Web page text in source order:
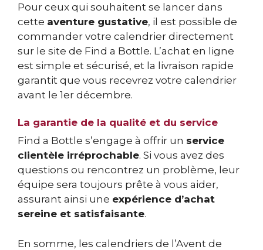
Pour ceux qui souhaitent se lancer dans
cette aventure gustative, il est possible de
commander votre calendrier directement
sur le site de Find a Bottle. L’achat en ligne
est simple et sécurisé, et la livraison rapide
garantit que vous recevrez votre calendrier
avant le 1er décembre.
La garantie de la qualité et du service
Find a Bottle s’engage à offrir un service
clientèle irréprochable. Si vous avez des
questions ou rencontrez un problème, leur
équipe sera toujours prête à vous aider,
assurant ainsi une expérience d’achat
sereine et satisfaisante.
En somme, les calendriers de l’Avent de